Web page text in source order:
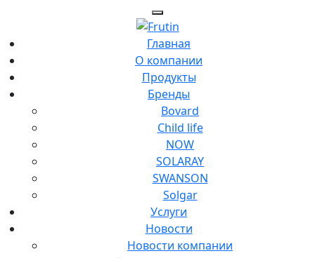
Главная
О компании
Продукты
Бренды
Bovard
Child life
NOW
SOLARAY
SWANSON
Solgar
Услуги
Новости
Новости компании